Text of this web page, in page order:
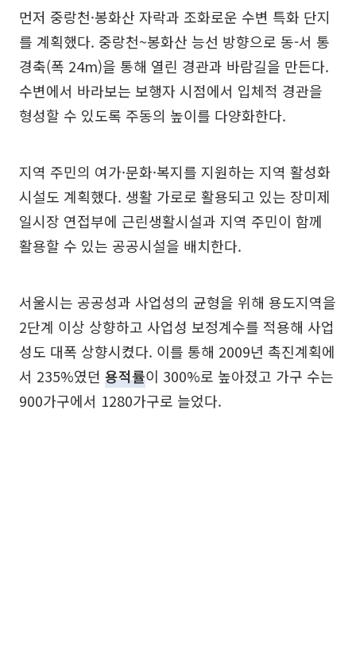
먼저 중랑천·봉화산 자락과 조화로운 수변 특화 단지
를 계획했다. 중랑천~봉화산 능선 방향으로 동-서 통
경축(폭 24m)을 통해 열린 경관과 바람길을 만든다.
수변에서 바라보는 보행자 시점에서 입체적 경관을
형성할 수 있도록 주동의 높이를 다양화한다.
지역 주민의 여가·문화·복지를 지원하는 지역 활성화
시설도 계획했다. 생활 가로로 활용되고 있는 장미제
일시장 연접부에 근린생활시설과 지역 주민이 함께
활용할 수 있는 공공시설을 배치한다.
서울시는 공공성과 사업성의 균형을 위해 용도지역을
2단계 이상 상향하고 사업성 보정계수를 적용해 사업
성도 대폭 상향시켰다. 이를 통해 2009년 촉진계획에
서 235%였던 용적률이 300%로 높아졌고 가구 수는
900가구에서 1280가구로 늘었다.